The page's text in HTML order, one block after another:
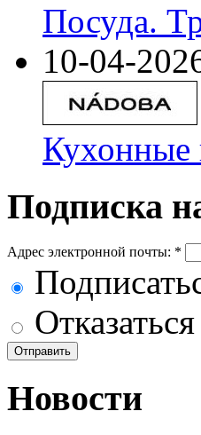
Посуда.
10-04-
Кухонные
Подписка
Адрес электронной почты: *
Новости